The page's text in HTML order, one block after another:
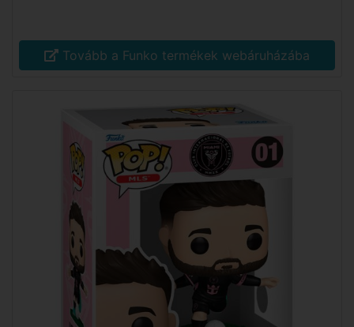
Tovább a Funko termékek webáruházába